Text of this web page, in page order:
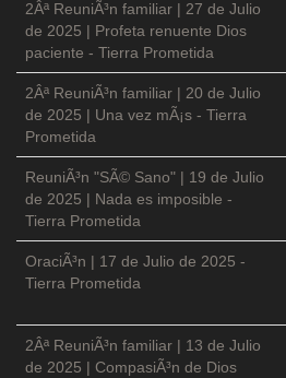
2Âª ReuniÃ³n familiar | 27 de Julio
de 2025 | Profeta renuente Dios
paciente - Tierra Prometida
2Âª ReuniÃ³n familiar | 20 de Julio
de 2025 | Una vez mÃ¡s - Tierra
Prometida
ReuniÃ³n "SÃ© Sano" | 19 de Julio
de 2025 | Nada es imposible -
Tierra Prometida
OraciÃ³n | 17 de Julio de 2025 -
Tierra Prometida
2Âª ReuniÃ³n familiar | 13 de Julio
de 2025 | CompasiÃ³n de Dios